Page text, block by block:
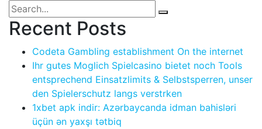
Recent Posts
Codeta Gambling establishment On the internet
Ihr gutes Moglich Spielcasino bietet noch Tools
entsprechend Einsatzlimits & Selbstsperren, unser
den Spielerschutz langs verstrken
1xbet apk indir: Azərbaycanda idman bahisləri
üçün ən yaxşı tətbiq